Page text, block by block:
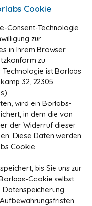
Cookie
Consent-Technologie
zur
in Ihrem Browser
zu
ist Borlabs
32, 22305
wird ein Borlabs-
in dem die von
der Widerruf dieser
Diese Daten werden
Cookie
bis Sie uns zur
Cookie selbst